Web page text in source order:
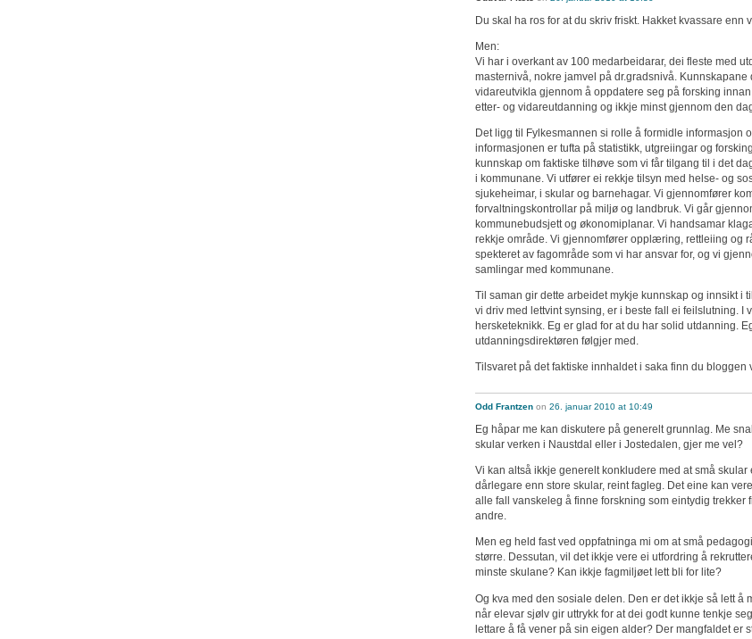
Du skal ha ros for at du skriv friskt. Hakket kvassare enn
Men:
Vi har i overkant av 100 medarbeidarar, dei fleste med
masternivå, nokre jamvel på dr.gradsnivå.
vidareutvikla gjennom å oppdatere seg på forsking
etter- og vidareutdanning og ikkje minst gjennom den
Det ligg til Fylkesmannen si rolle å formidle informasjon
informasjonen er tufta på statistikk, utgreiingar og
kunnskap om faktiske tilhøve som vi får tilgang til i det
i kommunane. Vi utfører ei rekkje tilsyn med helse- og
sjukeheimar, i skular og barnehagar. Vi gjennomfører
forvaltningskontrollar på miljø og landbruk. Vi går
kommunebudsjett og økonomiplanar. Vi handsamar
rekkje område. Vi gjennomfører opplæring, rettleiing og
spekteret av fagområde som vi har ansvar for, og vi
samlingar med kommunane.
Til saman gir dette arbeidet mykje kunnskap og innsikt i
vi driv med lettvint synsing, er i beste fall ei feilslutning. I
hersketeknikk. Eg er glad for at du har solid utdanning.
utdanningsdirektøren følgjer med.
Tilsvaret på det faktiske innhaldet i saka finn du bloggen
Odd Frantzen on 26. januar 2010 at 10:49
Eg håpar me kan diskutere på generelt grunnlag. Me
skular verken i Naustdal eller i Jostedalen, gjer me vel?
Vi kan altså ikkje generelt konkludere med at små skular
dårlegare enn store skular, reint fagleg. Det eine kan
alle fall vanskeleg å finne forskning som eintydig trekker
andre.
Men eg held fast ved oppfatninga mi om at små
større. Dessutan, vil det ikkje vere ei utfordring å
minste skulane? Kan ikkje fagmiljøet lett bli for lite?
Og kva med den sosiale delen. Den er det ikkje så lett å
når elevar sjølv gir uttrykk for at dei godt kunne tenkje
lettare å få vener på sin eigen alder? Der mangfaldet er